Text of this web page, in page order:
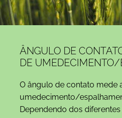
ÂNGULO DE
DE
O ângulo de contato mede
umedecimento/
Dependendo dos